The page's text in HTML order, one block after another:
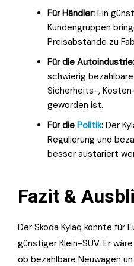
Für Händler: Ein
Kundengruppen
Preisabstände zu
Für die Autoindustrie:
schwierig
Sicherheits-,
geworden ist.
Für die Politik: Der
Regulierung und
besser austariert
Fazit &
Der Skoda Kylaq könnte für
günstiger Klein-SUV. Er
ob bezahlbare Neuwagen